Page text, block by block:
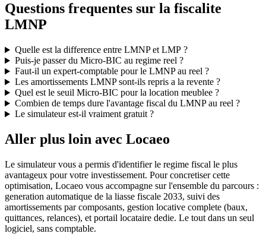
Questions frequentes sur la fiscalite
LMNP
Quelle est la difference entre LMNP et LMP ?
Puis-je passer du Micro-BIC au regime reel ?
Faut-il un expert-comptable pour le LMNP au reel ?
Les amortissements LMNP sont-ils repris a la revente ?
Quel est le seuil Micro-BIC pour la location meublee ?
Combien de temps dure l'avantage fiscal du LMNP au reel ?
Le simulateur est-il vraiment gratuit ?
Aller plus loin avec Locaeo
Le simulateur vous a permis d'identifier le regime fiscal le plus
avantageux pour votre investissement. Pour concretiser cette
optimisation, Locaeo vous accompagne sur l'ensemble du parcours :
generation automatique de la liasse fiscale 2033, suivi des
amortissements par composants, gestion locative complete (baux,
quittances, relances), et portail locataire dedie. Le tout dans un seul
logiciel, sans comptable.